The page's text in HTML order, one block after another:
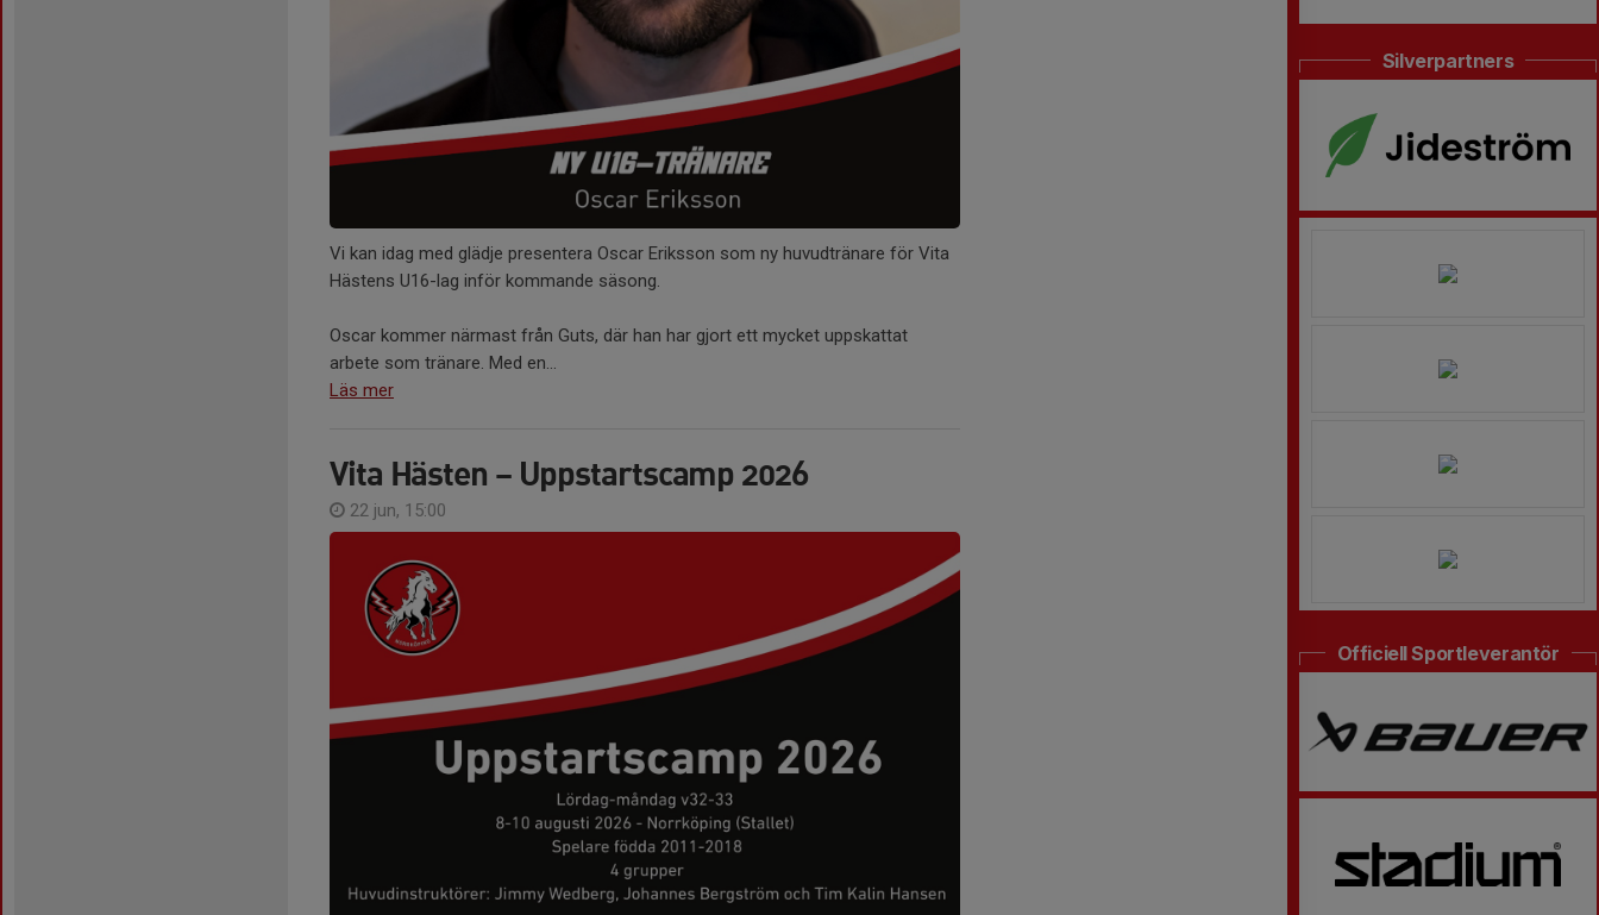
Vi kan idag med glädje presentera Oscar Eriksson som ny huvudtränare för Vita
Hästens U16-lag inför kommande säsong.
Oscar kommer närmast från Guts, där han har gjort ett mycket uppskattat
arbete som tränare. Med en...
Läs mer
Vita Hästen – Uppstartscamp 2026
22 jun, 15:00
Silverpartners
Officiell Sportleverantör